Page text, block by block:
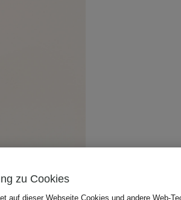
zu Cookies
auf dieser Webseite Cookies und andere Web-